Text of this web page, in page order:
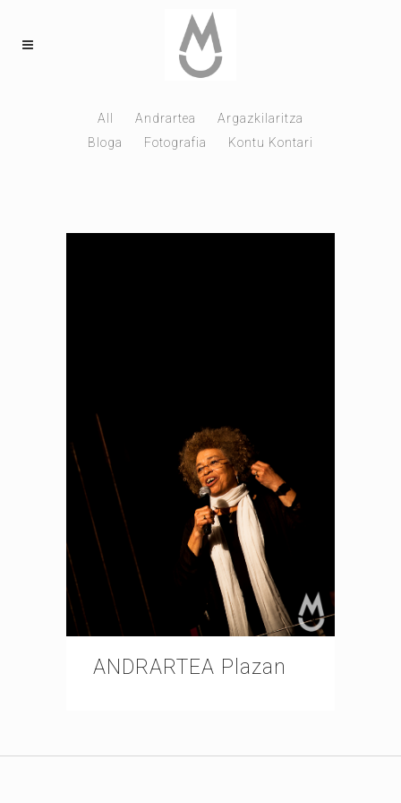
All Andrartea
Argazkilaritza
Bloga
Fotografia Kontu Kontari
ANDRARTEA Plazan